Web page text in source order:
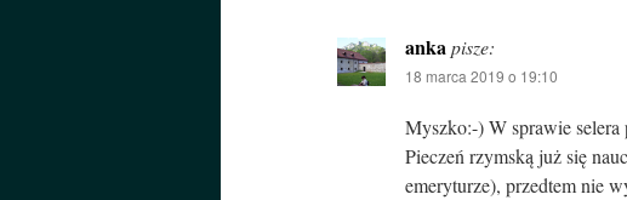
ankapisze:
18 marca 2019 o 19:10
Myszko:-) W sprawie
Pieczeń rzymską już się
emeryturze), przedtem nie